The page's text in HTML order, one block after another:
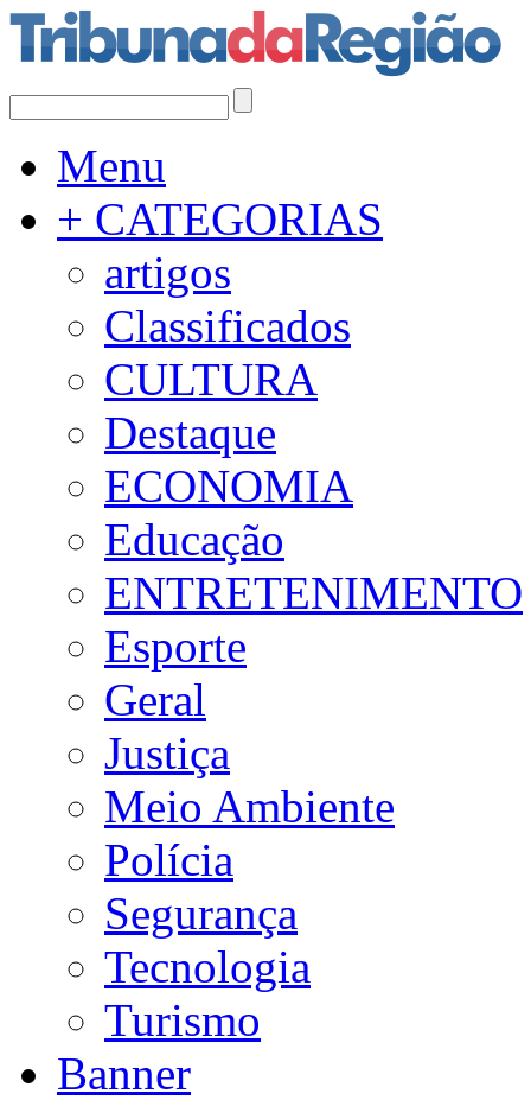
Menu
+ CATEGORIAS
artigos
Classificados
CULTURA
Destaque
ECONOMIA
Educação
ENTRETENIMENTO
Esporte
Geral
Justiça
Meio Ambiente
Polícia
Segurança
Tecnologia
Turismo
Banner